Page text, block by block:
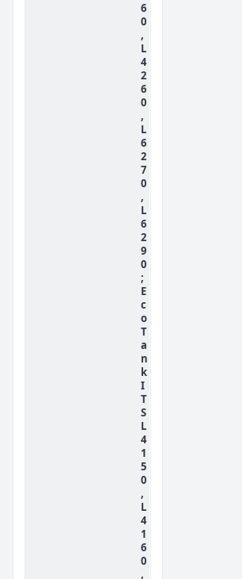
6
0
,
L
4
2
6
0
,
L
6
2
7
0
,
L
6
2
9
0
;
E
c
o
T
a
n
k
I
T
S
L
4
1
5
0
,
L
4
1
6
0
,